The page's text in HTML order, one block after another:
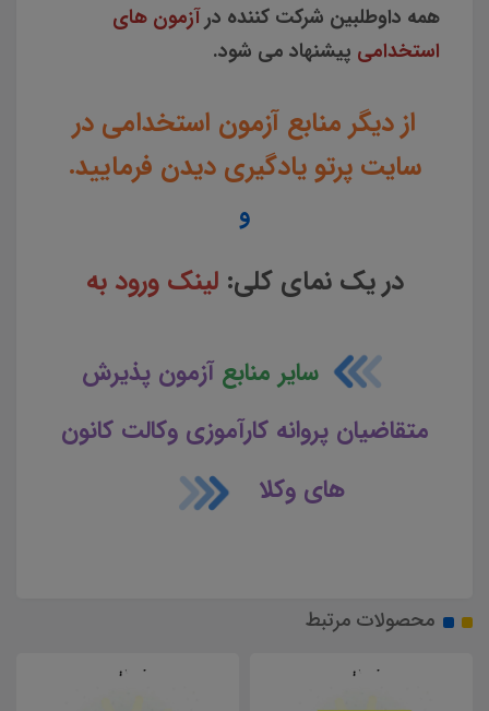
همه داوطلبین شرکت کننده درآزمون های
استخدامی پیشنهاد می شود.
از دیگر منابع آزمون استخدامی در
سایت پرتو یادگیری دیدن فرمایید.
و
در یک نمای کلی:لینک ورود به
سایر منابع آزمون پذیرش
متقاضیان پروانه کارآموزی وکالت کانون
های وکلا
محصولات مرتبط